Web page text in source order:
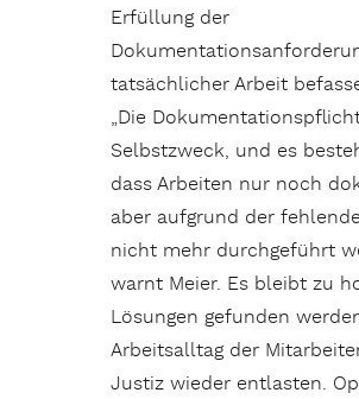
Erfüllung der
tatsächlicher Arbeit
„Die
Selbstzweck, und es
dass Arbeiten nur noch
aber aufgrund der
nicht mehr durchgeführt
warnt Meier. Es bleibt zu
Lösungen gefunden
Arbeitsalltag der
Justiz wieder entlasten.